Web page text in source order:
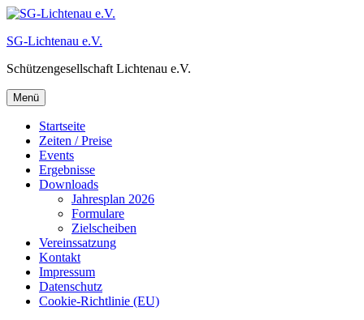
Zum
springen
SG-Lichtenau e.V.
Schützengesellschaft Lichtenau e.V.
Menü
Startseite
Zeiten / Preise
Events
Ergebnisse
Downloads
Jahresplan 2026
Formulare
Zielscheiben
Vereinssatzung
Kontakt
Impressum
Datenschutz
Cookie-Richtlinie (EU)